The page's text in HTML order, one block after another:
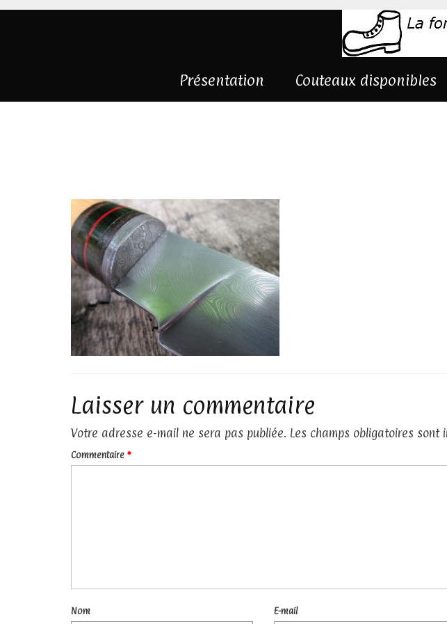
Présentation Couteaux disponibles
Laisser un commentaire
Votre adresse e-mail ne sera pas publiée. Les champs obligatoires sont
Commentaire *
Nom E-mail